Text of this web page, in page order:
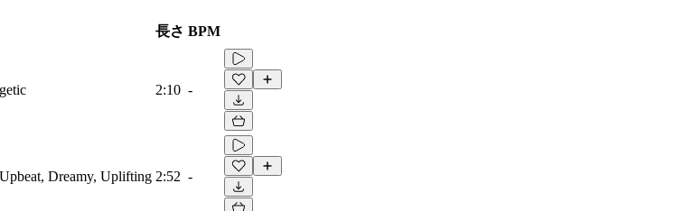
長さ BPM
2:10 -
Dreamy, Uplifting 2:52 -